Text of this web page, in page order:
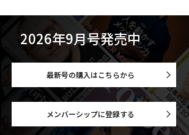
2026年9月号発売中
最新号の購入はこちらから
メンバーシップに登録する